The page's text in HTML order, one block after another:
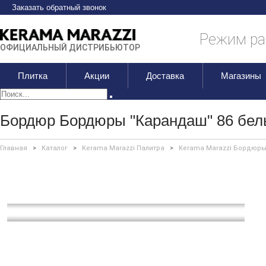
Заказать обратный звонок
ОФИЦИАЛЬНЫЙ ДИСТРИБЬЮТОР Режим
Плитка Акции Доставка Магазины
Бордюр Бордюры "Карандаш" 86
Главная > Каталог > Kerama Marazzi Палитра > Kerama Marazzi